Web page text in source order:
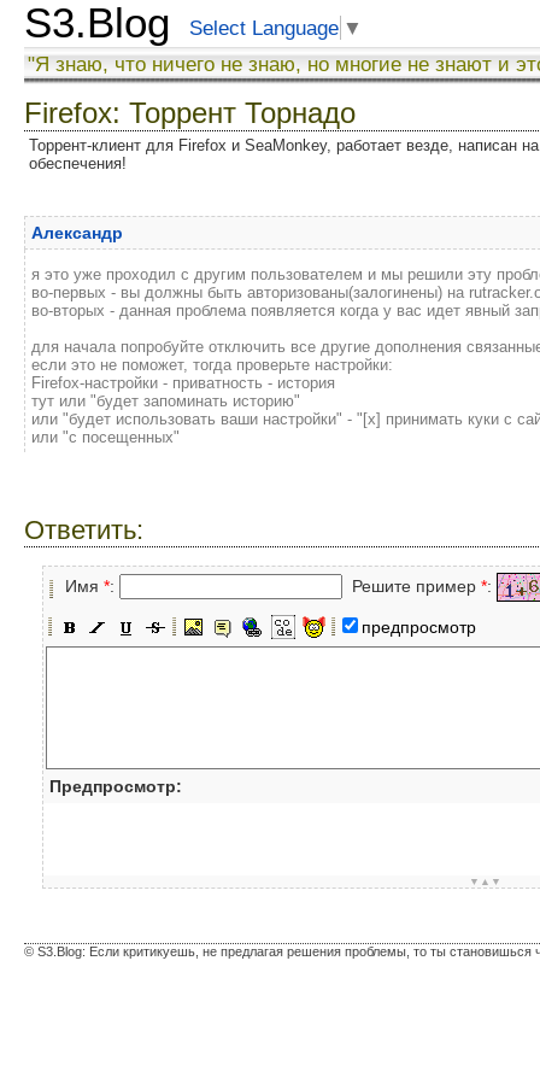
S3.Blog Select Language ▼
"Я знаю, что ничего не знаю, но многие не знают и
Firefox: Торрент Торнадо
Торрент-клиент для Firefox и SeaMonkey, работает везде, написан
обеспечения!
Александр
я это уже проходил с другим пользователем и мы решили эту
во-первых - вы должны быть авторизованы(залогинены) на
во-вторых - данная проблема появляется когда у вас идет явный
для начала попробуйте отключить все другие дополнения
если это не поможет, тогда проверьте настройки:
Firefox-настройки - приватность - история
тут или "будет запоминать историю"
или "будет использовать ваши настройки" - "[х] принимать куки с
или "с посещенных"
Ответить:
Имя *: Решите пример *:
предпросмотр
Предпросмотр:
▼▲▼
© S3.Blog: Если критикуешь, не предлагая решения проблемы, то ты становишься